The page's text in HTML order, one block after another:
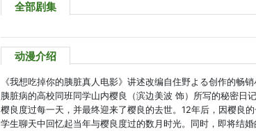
全部剧集
动漫介绍
《我想吃掉你的胰脏真人电影》讲述改编自住野よる创作的畅
胰脏病的高校同班同学山内樱良（滨边美波 饰）所写的秘密日
樱良度过每一天，并最终迎来了樱良的去世。12年后，因樱良
学生聊天中回忆起当年与樱良度过的数月时光。同时，即将结